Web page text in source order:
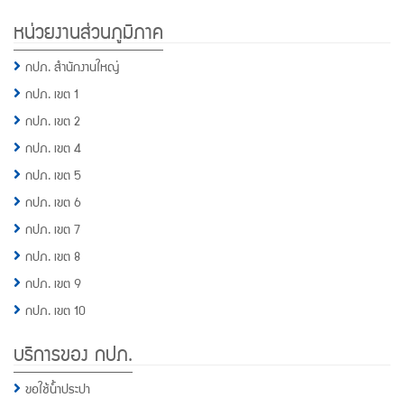
Footer
Menu
หน่วยงานส่วนภูมิภาค
กปภ. สำนักงานใหญ่
กปภ. เขต 1
กปภ. เขต 2
กปภ. เขต 4
กปภ. เขต 5
กปภ. เขต 6
กปภ. เขต 7
กปภ. เขต 8
กปภ. เขต 9
กปภ. เขต 10
บริการของ กปภ.
ขอใช้น้ำประปา